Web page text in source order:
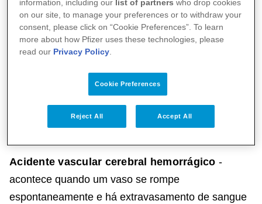
Tipos de acidente vascular cerebral
Acidente vascular cerebral isquêmico- é
causado pela obstrução ou redução brusca do fluxo
sanguíneo em uma artéria do cérebro, o que causa
vascular isquêmico é responsável por 85% dos
casos de acidente vascular cerebral.
Acidente vascular cerebral hemorrágico -
acontece quando um vaso se rompe
espontaneamente e há extravasamento de sangue
information, including our list of partners who drop cookies
on our site, to manage your preferences or to withdraw your
consent, please click on “Cookie Preferences”. To learn
more about how Pfizer uses these technologies, please
read our Privacy Policy
Cookie Preferences
Reject All Accept All